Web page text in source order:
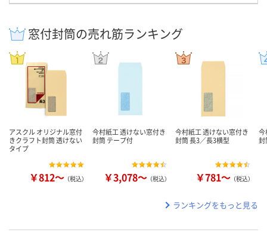
窓付封筒の売れ筋ランキング
アスクル オリジナル窓付
きクラフト封筒 透けない
タイプ
￥812～ （税込）
今村紙工 透けない窓付き
封筒 テープ付
￥3,078～ （税込）
今村紙工 透けない窓付き
封筒 長3／長3横型
￥781～ （税込）
今
封
ランキングをもっと見る